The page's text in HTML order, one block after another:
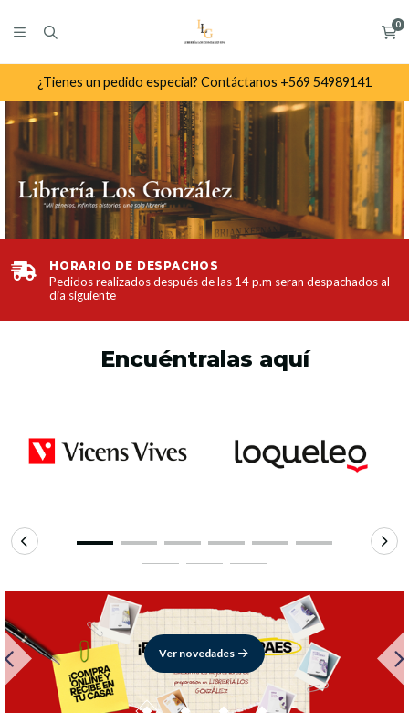
0
¿Tienes un pedido especial? Contáctanos +569 54989141
ENVÍO RÁPIDO
Recibe tus productos en tiempo record!
Encuéntralas aquí
Ver novedades